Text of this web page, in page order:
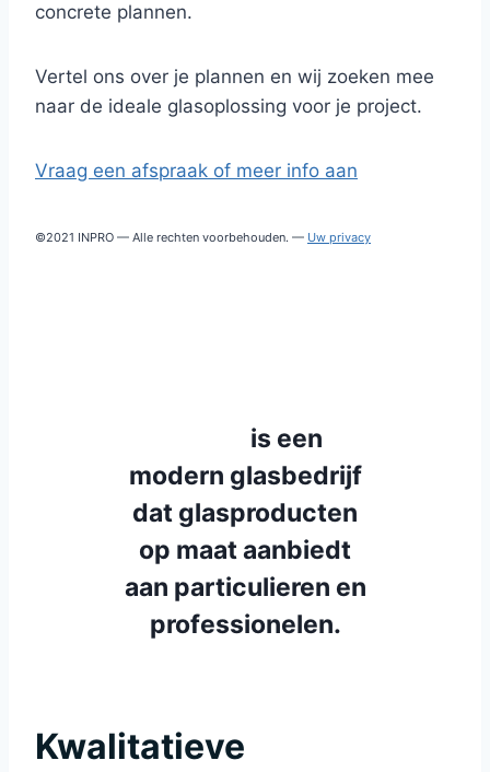
concrete plannen.
Vertel ons over je plannen en wij zoeken mee
naar de ideale glasoplossing voor je project.
Vraag een afspraak of meer info aan
©2021 INPRO — Alle rechten voorbehouden. — Uw privacy
is een
modern glasbedrijf
dat glasproducten
op maat aanbiedt
aan particulieren en
professionelen.
Kwalitatieve